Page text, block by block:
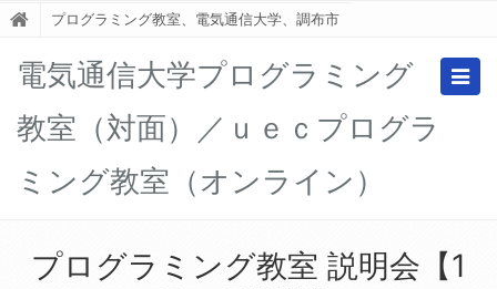
プログラミング教室、電気通信大学、調布市
電気通信大学プログラミング
教室（対面）／ｕｅｃプログラ
ミング教室（オンライン）
プログラミング教室 説明会【1